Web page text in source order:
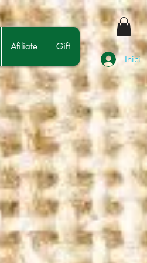
Afiliate
Gift